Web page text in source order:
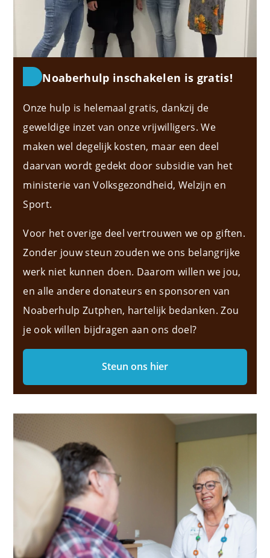
Noaberhulp inschakelen is gratis!
Onze hulp is helemaal gratis, dankzij de
geweldige inzet van onze vrijwilligers. We
maken wel degelijk kosten, maar een deel
daarvan wordt gedekt door subsidie van het
ministerie van Volksgezondheid, Welzijn en
Sport.
Voor het overige deel vertrouwen we op giften.
Zonder jouw steun zouden we ons belangrijke
werk niet kunnen doen. Daarom willen we jou,
en alle andere donateurs en sponsoren van
Noaberhulp Zutphen, hartelijk bedanken. Zou
je ook willen bijdragen aan ons doel?
Steun ons hier